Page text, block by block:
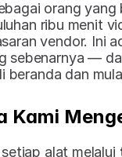
orang
ribu menit
vendor. Ini
sebenarnya —
beranda dan
Kami
alat melalui